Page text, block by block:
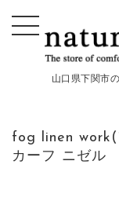
山口県下関市
fog linen work(
カーフ ニゼル